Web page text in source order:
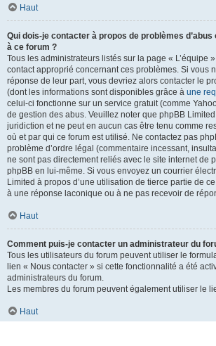
Haut
Qui dois-je contacter à propos de problèmes d’abus
à ce forum ?
Tous les administrateurs listés sur la page « L’équipe
contact approprié concernant ces problèmes. Si vous
réponse de leur part, vous devriez alors contacter le
(dont les informations sont disponibles grâce à une
celui-ci fonctionne sur un service gratuit (comme
de gestion des abus. Veuillez noter que phpBB
juridiction et ne peut en aucun cas être tenu comme
où et par qui ce forum est utilisé. Ne contactez pas
problème d’ordre légal (commentaire incessant,
ne sont pas directement reliés avec le site internet de
phpBB en lui-même. Si vous envoyez un courrier
Limited à propos d’une utilisation de tierce partie de
à une réponse laconique ou à ne pas recevoir de
Haut
Comment puis-je contacter un administrateur du
Tous les utilisateurs du forum peuvent utiliser le
lien « Nous contacter » si cette fonctionnalité a été
administrateurs du forum.
Les membres du forum peuvent également utiliser le
Haut